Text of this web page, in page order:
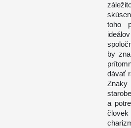
toho
by
dávať
a